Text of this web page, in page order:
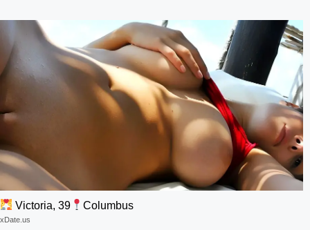
Victoria, 39 Columbus
xDate.us